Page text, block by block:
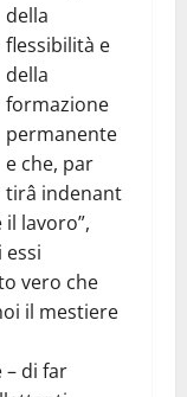
della
flessibilità e
della
formazione
permanente
e che, par
tirâ indenant
lavoro”,
vero che
il mestiere
– di far